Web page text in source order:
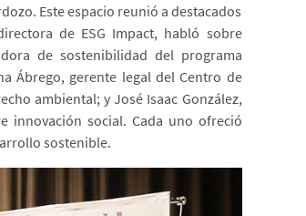
Este espacio reunió a destacados
de ESG Impact, habló sobre
de sostenibilidad del programa
Ábrego, gerente legal del Centro de
ambiental; y José Isaac González,
innovación social. Cada uno ofreció
sostenible.